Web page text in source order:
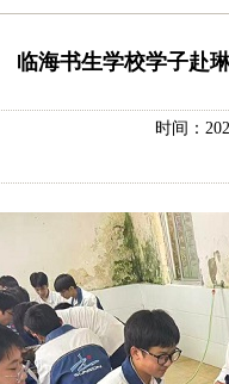
临海书生学校学子赴
时间：